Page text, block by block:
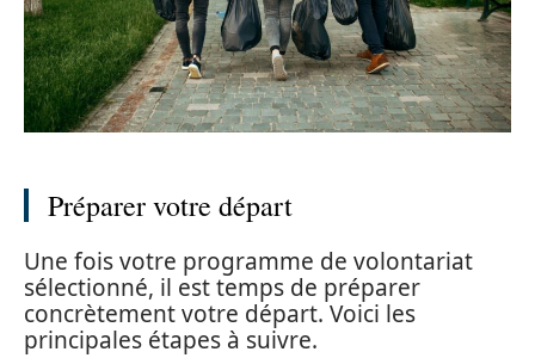
Préparer votre départ
Une fois votre programme de volontariat
sélectionné, il est temps de préparer
concrètement votre départ. Voici les
principales étapes à suivre.